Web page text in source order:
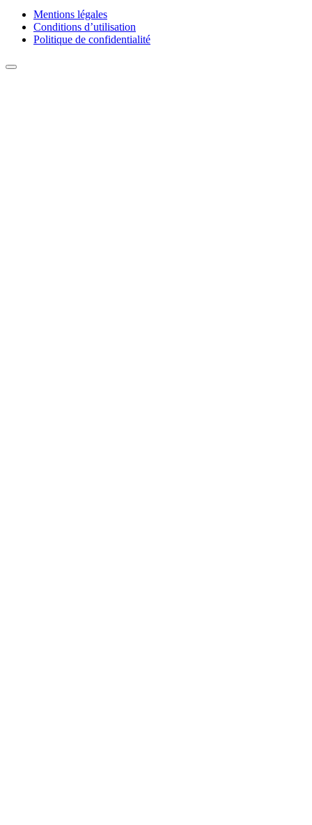
Mentions légales
Conditions d’utilisation
Politique de confidentialité